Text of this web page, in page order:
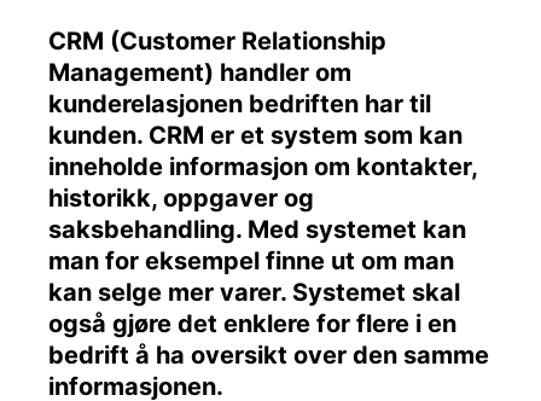
CRM (Customer Relationship
Management) handler om
kunderelasjonen bedriften har til
kunden. CRM er et system som kan
inneholde informasjon om kontakter,
historikk, oppgaver og
saksbehandling. Med systemet kan
man for eksempel finne ut om man
kan selge mer varer. Systemet skal
også gjøre det enklere for flere i en
bedrift å ha oversikt over den samme
informasjonen.